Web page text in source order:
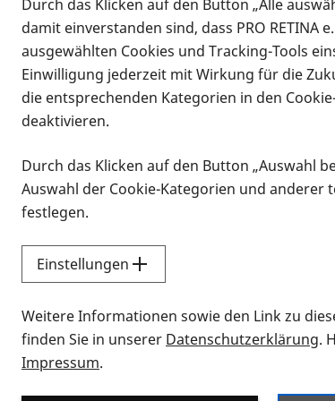
Infomaterial
Infomaterial
Vorlesen
Alle
Sie möchten wissen, wie
Durch das Klicken auf den Button „Alle
damit einverstanden sind, dass PRO RETINA
ausgewählten Cookies und Tracking-Tools
Einwilligung jederzeit mit Wirkung für die
die entsprechenden Kategorien in den
deaktivieren.
Durch das Klicken auf den Button „Auswahl
Auswahl der Cookie-Kategorien und anderer
festlegen.
Einstellungen
Weitere Informationen sowie den Link zu
finden Sie in unserer Datenschutzerklärung.
Impressum.